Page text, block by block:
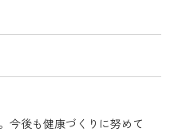
今後も健康づくりに努めて